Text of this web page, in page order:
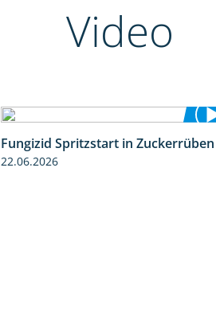
Video
2:17
Fungizid Spritzstart in Zuckerrüben
22.06.2026